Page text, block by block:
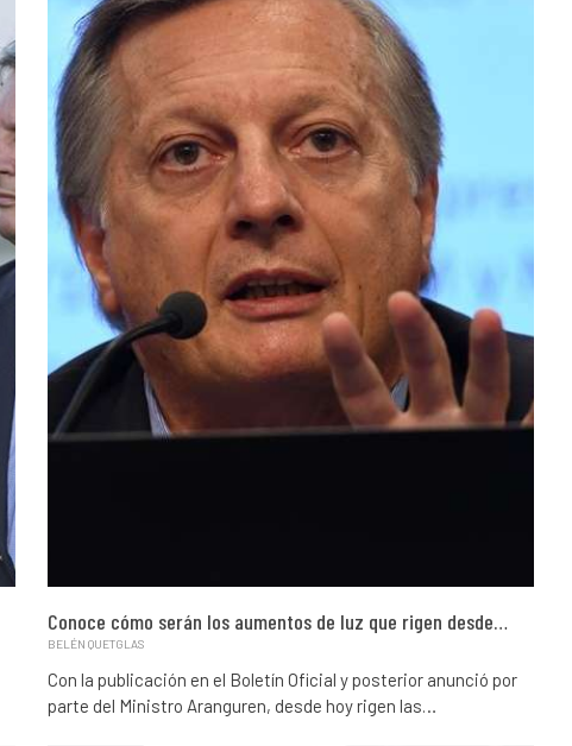
Conoce cómo serán los aumentos de luz que rigen desde…
BELÉN QUETGLAS
Con la publicación en el Boletín Oficial y posterior anunció por
parte del Ministro Aranguren, desde hoy rigen las…